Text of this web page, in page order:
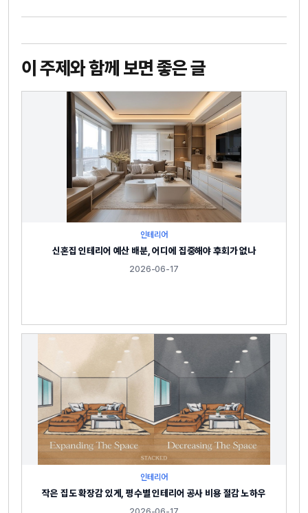
이 주제와 함께 보면 좋은 글
인테리어
신혼집 인테리어 예산 배분, 어디에 집중해야 후회가 없나
2026-06-17
인테리어
작은 집도 확장감 있게, 평수별 인테리어 공사 비용 절감 노하우